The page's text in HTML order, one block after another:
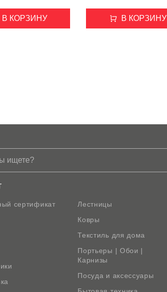
В КОРЗИНУ В КОРЗИНУ
сертификат
Лестницы
Ковры
Текстиль для дома
Портьеры | Обои |
Карнизы
Посуда и аксессуары